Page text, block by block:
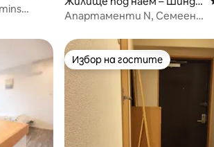
уку
Апартаменти N, Семеен
Избор на гостите
Избор на гостите